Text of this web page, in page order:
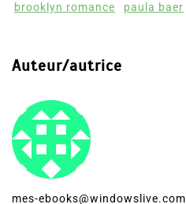
brooklyn romance paula baer
Auteur/autrice
mes-ebooks@windowslive.com